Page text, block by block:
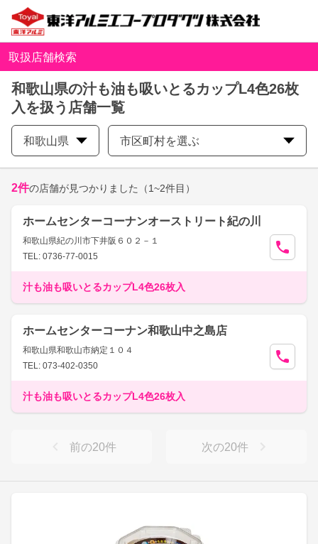
取扱店舗検索
和歌山県の汁も油も吸いとるカップL4色26枚
入を扱う店舗一覧
和歌山県 市区町村を選ぶ
2件の店舗が見つかりました （1~2件目）
ホームセンターコーナンオーストリート紀の川
和歌山県紀の川市下井阪６０２－１
TEL: 0736-77-0015
汁も油も吸いとるカップL4色26枚入
ホームセンターコーナン和歌山中之島店
和歌山県和歌山市納定１０４
TEL: 073-402-0350
汁も油も吸いとるカップL4色26枚入
前の20件 次の20件